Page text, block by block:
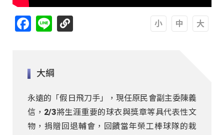
Facebook
Line
大綱
永遠的「假日飛刀手」，現任原民會副主委陳義
信，2/3將生涯重要的球衣與獎章等具代表性文
物，捐贈回退輔會，回饋當年榮工棒球隊的栽